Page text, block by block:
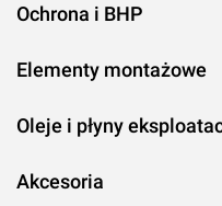
Ochrona i BHP
Elementy montażowe
Oleje i płyny
Akcesoria